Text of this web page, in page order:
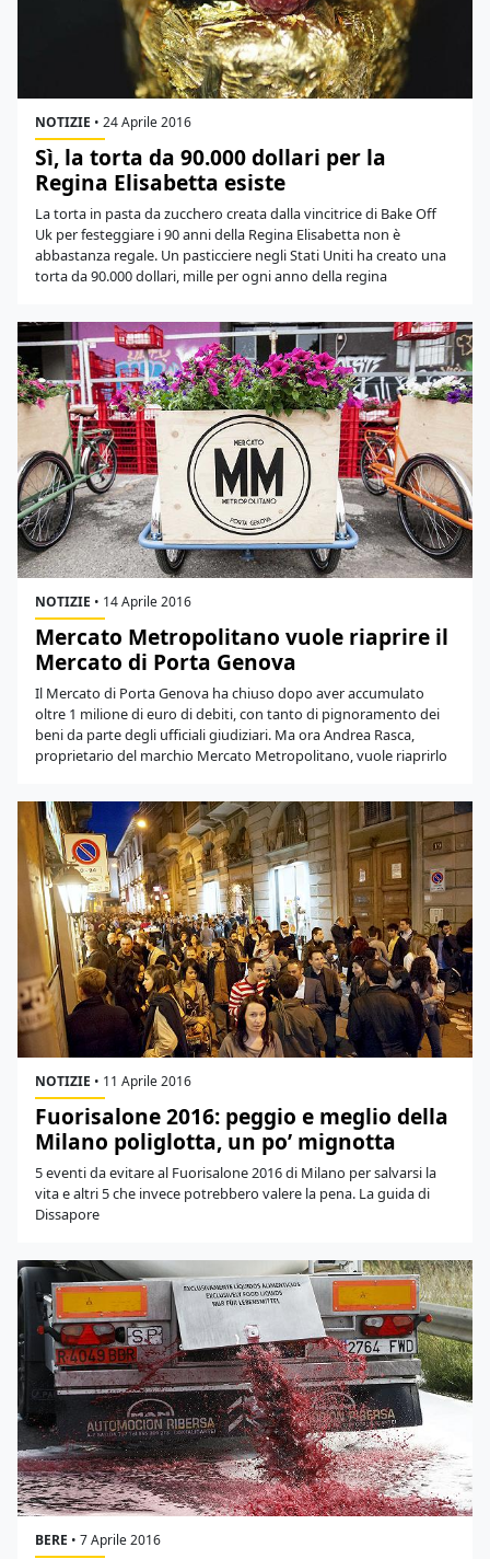
NOTIZIE • 24 Aprile 2016
Sì, la torta da 90.000 dollari per la
Regina Elisabetta esiste
La torta in pasta da zucchero creata dalla vincitrice di Bake Off
Uk per festeggiare i 90 anni della Regina Elisabetta non è
abbastanza regale. Un pasticciere negli Stati Uniti ha creato una
torta da 90.000 dollari, mille per ogni anno della regina
NOTIZIE • 14 Aprile 2016
Mercato Metropolitano vuole riaprire il
Mercato di Porta Genova
Il Mercato di Porta Genova ha chiuso dopo aver accumulato
oltre 1 milione di euro di debiti, con tanto di pignoramento dei
beni da parte degli ufficiali giudiziari. Ma ora Andrea Rasca,
proprietario del marchio Mercato Metropolitano, vuole riaprirlo
NOTIZIE • 11 Aprile 2016
Fuorisalone 2016: peggio e meglio della
Milano poliglotta, un po’ mignotta
5 eventi da evitare al Fuorisalone 2016 di Milano per salvarsi la
vita e altri 5 che invece potrebbero valere la pena. La guida di
Dissapore
BERE • 7 Aprile 2016